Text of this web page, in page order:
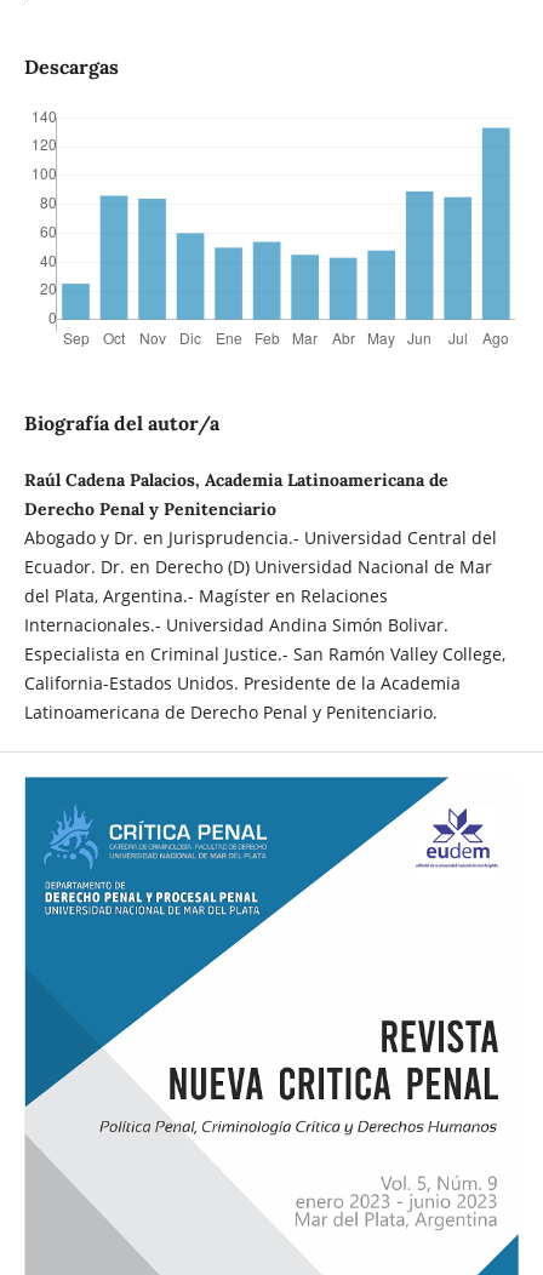
Descargas
Biografía del autor/a
Raúl Cadena Palacios, Academia Latinoamericana de
Derecho Penal y Penitenciario
Abogado y Dr. en Jurisprudencia.- Universidad Central del
Ecuador. Dr. en Derecho (D) Universidad Nacional de Mar
del Plata, Argentina.- Magíster en Relaciones
Internacionales.- Universidad Andina Simón Bolivar.
Especialista en Criminal Justice.- San Ramón Valley College,
California-Estados Unidos. Presidente de la Academia
Latinoamericana de Derecho Penal y Penitenciario.